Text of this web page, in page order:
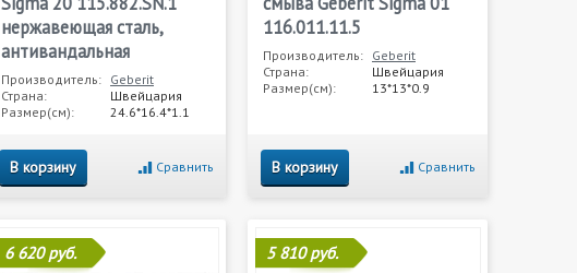
нержавеющая сталь,
антивандальная
Производитель: Geberit
Страна:
Швейцария
Размер(см):
24.6*16.4*1.1
В корзину Сравнить
116.011.11.5
Производитель: Geberit
Страна:
Швейцария
Размер(см):
13*13*0.9
В корзину Сравнить
6 620 руб. 5 810 руб.